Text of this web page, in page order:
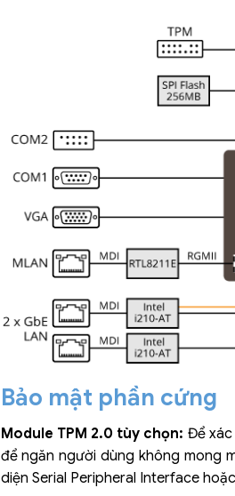
Bảo mật phần cứng
Module TPM 2.0 tùy chọn: Để
để ngăn người dùng không mong
diện Serial Peripheral Interface